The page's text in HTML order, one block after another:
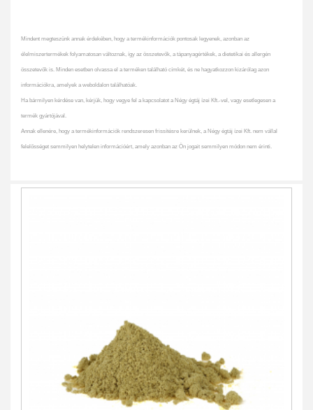
Mindent megteszünk annak érdekében, hogy a termékinformációk pontosak legyenek, azonban az
élelmiszertermékek folyamatosan változnak, így az összetevők, a tápanyagértékek, a dietetikai és allergén
összetevők is. Minden esetben olvassa el a terméken található címkét, és ne hagyatkozzon kizárólag azon
információkra, amelyek a weboldalon találhatóak.
Ha bármilyen kérdése van, kérjük, hogy vegye fel a kapcsolatot a Négy égtáj ízei Kft.-vel, vagy esetlegesen a
termék gyártójával.
Annak ellenére, hogy a termékinformációk rendszeresen frissítésre kerülnek, a Négy égtáj ízei Kft. nem vállal
felelősséget semmilyen helytelen információért, amely azonban az Ön jogait semmilyen módon nem érinti.